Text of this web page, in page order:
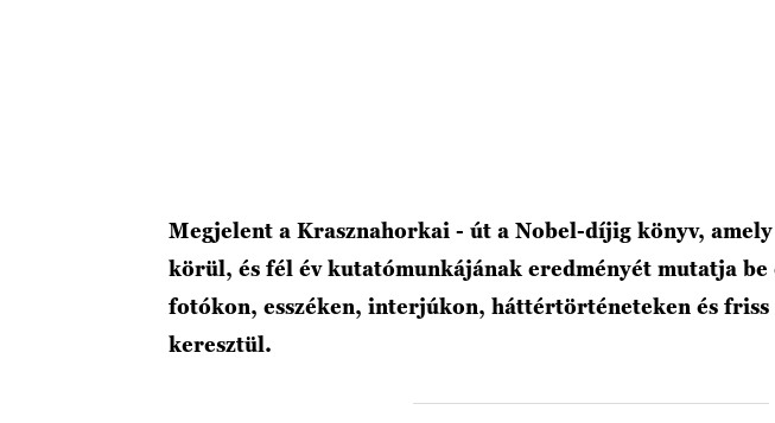
Megjelent a Krasznahorkai - út a Nobel-díjig könyv,
körül, és fél év kutatómunkájának eredményét mutatja be
fotókon, esszéken, interjúkon, háttértörténeteken és friss
keresztül.